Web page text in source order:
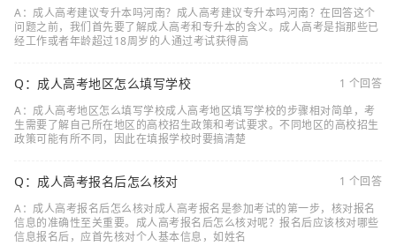
A：成人高考建议专升本吗河南？成人高考建议专升本吗河南？在回答这个
问题之前，我们首先要了解成人高考和专升本的含义。成人高考是指那些已
经工作或者年龄超过18周岁的人通过考试获得高
Q：成人高考地区怎么填写学校
1 个回答
A：成人高考地区怎么填写学校成人高考地区填写学校的步骤相对简单，考
生需要了解自己所在地区的高校招生政策和考试要求。不同地区的高校招生
政策可能有所不同，因此在填报学校时要搞清楚
Q：成人高考报名后怎么核对
1 个回答
A：成人高考报名后怎么核对成人高考报名是参加考试的第一步，核对报名
信息的准确性至关重要。成人高考报名后怎么核对呢？报名后应该核对哪些
信息报名后，应首先核对个人基本信息，如姓名